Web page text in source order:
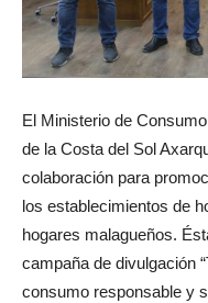
El Ministerio de
de la Costa del Sol
colaboración para
los establecimientos de
hogares malagueños.
campaña de divulgación
consumo responsable y